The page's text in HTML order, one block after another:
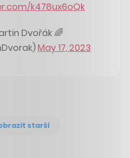
k478ux6oQk
Dvořák 🌈
May 17, 2023
starší